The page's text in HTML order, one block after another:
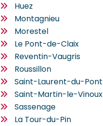
Huez
Montagnieu
Morestel
Le Pont-de-Claix
Reventin-Vaugris
Roussillon
Saint-Laurent-du-Pont
Saint-Martin-le-Vinoux
Sassenage
La Tour-du-Pin